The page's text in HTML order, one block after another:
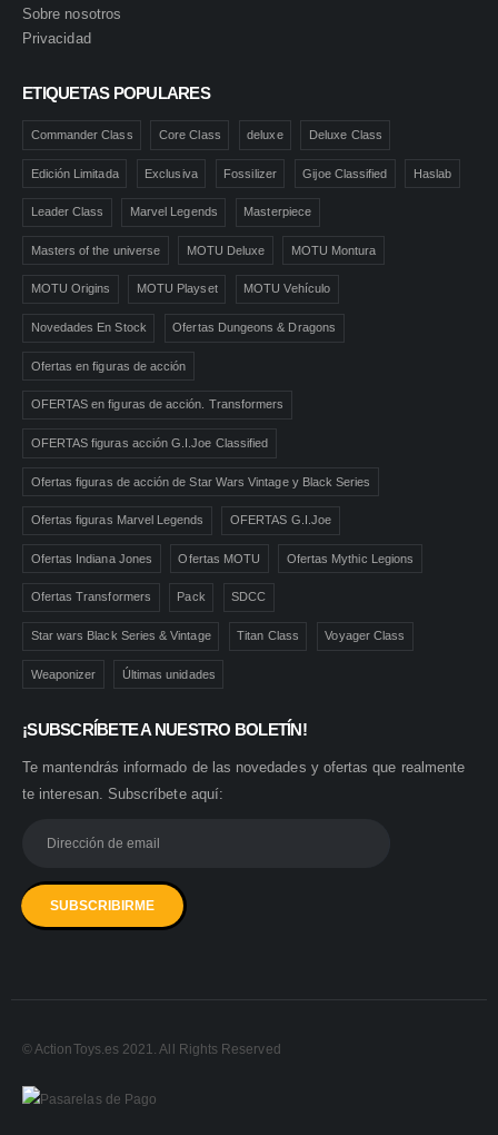
Sobre nosotros
Privacidad
ETIQUETAS POPULARES
Commander Class Core Class deluxe Deluxe Class
Edición Limitada Exclusiva Fossilizer Gijoe Classified Haslab
Leader Class Marvel Legends Masterpiece
Masters of the universe MOTU Deluxe MOTU Montura
MOTU Origins MOTU Playset MOTU Vehículo
Novedades En Stock Ofertas Dungeons & Dragons
Ofertas en figuras de acción
OFERTAS en figuras de acción. Transformers
OFERTAS figuras acción G.I.Joe Classified
Ofertas figuras de acción de Star Wars Vintage y Black Series
Ofertas figuras Marvel Legends OFERTAS G.I.Joe
Ofertas Indiana Jones Ofertas MOTU Ofertas Mythic Legions
Ofertas Transformers Pack SDCC
Star wars Black Series & Vintage Titan Class Voyager Class
Weaponizer Últimas unidades
¡SUBSCRÍBETE A NUESTRO BOLETÍN!
Te mantendrás informado de las novedades y ofertas que realmente
te interesan. Subscríbete aquí:
© ActionToys.es 2021. All Rights Reserved